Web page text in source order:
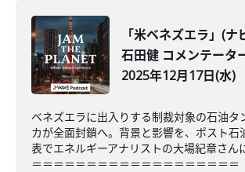
「米ベネズエラ」(ナ
石田健 コメンテータ
2025年12月17日(水)
ベネズエラに出入りする制裁対象の石油タ
カが全面封鎖へ。背景と影響を、ポスト石
表でエネルギーアナリストの大場紀章さん
＝＝＝＝＝＝＝＝＝＝＝＝＝＝＝＝＝＝＝